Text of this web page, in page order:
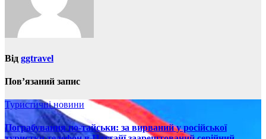
Від ggtravel
Пов’язаний запис
Туристичні новини
Пограбування по-тайськи: за вирваний у російської